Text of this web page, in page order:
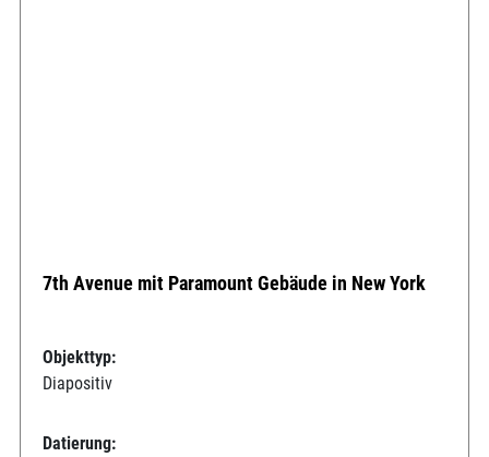
7th Avenue mit Paramount Gebäude in New York
Objekttyp:
Diapositiv
Datierung: